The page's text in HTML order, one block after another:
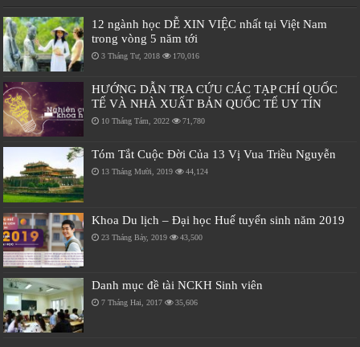
12 ngành học DỄ XIN VIỆC nhất tại Việt Nam
trong vòng 5 năm tới
3 Tháng Tư, 2018 170,016
HƯỚNG DẪN TRA CỨU CÁC TẠP CHÍ QUỐC
TẾ VÀ NHÀ XUẤT BẢN QUỐC TẾ UY TÍN
10 Tháng Tám, 2022 71,780
Tóm Tắt Cuộc Đời Của 13 Vị Vua Triều Nguyễn
13 Tháng Mười, 2019 44,124
Khoa Du lịch – Đại học Huế tuyển sinh năm 2019
23 Tháng Bảy, 2019 43,500
Danh mục đề tài NCKH Sinh viên
7 Tháng Hai, 2017 35,606